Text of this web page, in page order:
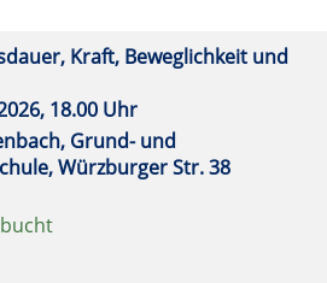
Kraft, Beweglichkeit und
18.00 Uhr
Grund- und
Würzburger Str. 38